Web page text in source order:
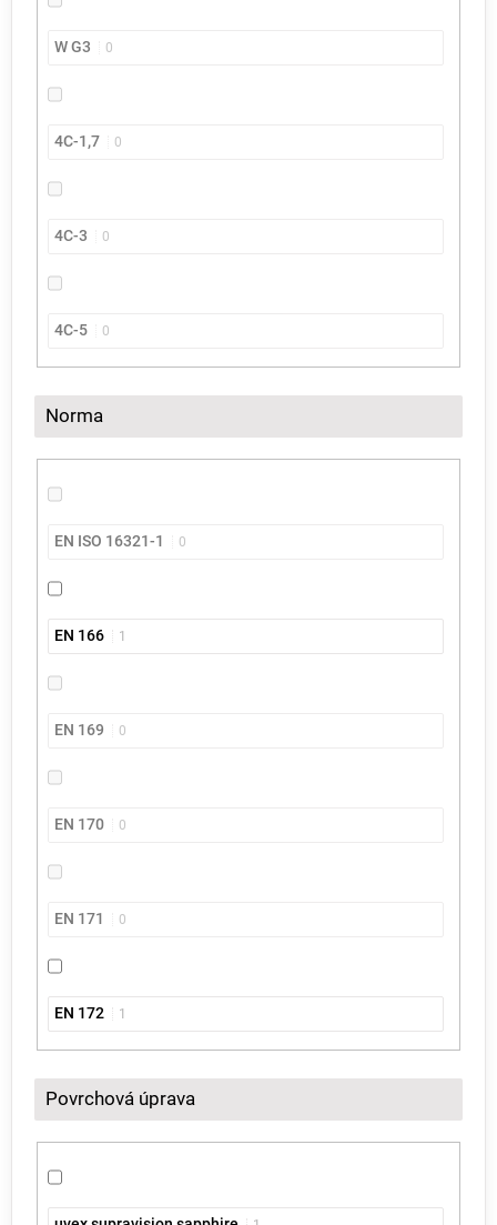
W G3 0
4C-1,7 0
4C-3 0
4C-5 0
Norma
EN ISO 16321-1 0
EN 166 1
EN 169 0
EN 170 0
EN 171 0
EN 172 1
Povrchová úprava